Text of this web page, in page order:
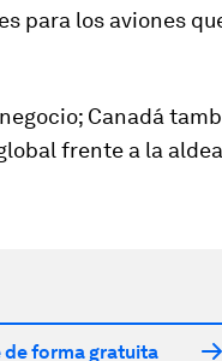
para los aviones
Canadá
frente a la aldea
forma gratuita